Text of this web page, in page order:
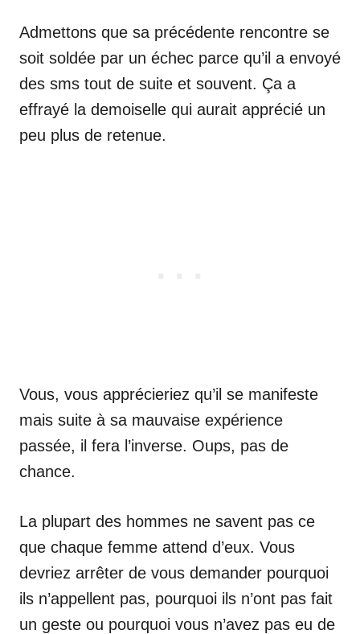
Admettons que sa précédente rencontre se
soit soldée par un échec parce qu’il a envoyé
des sms tout de suite et souvent. Ça a
effrayé la demoiselle qui aurait apprécié un
peu plus de retenue.
Vous, vous apprécieriez qu’il se manifeste
mais suite à sa mauvaise expérience
passée, il fera l’inverse. Oups, pas de
chance.
La plupart des hommes ne savent pas ce
que chaque femme attend d’eux. Vous
devriez arrêter de vous demander pourquoi
ils n’appellent pas, pourquoi ils n’ont pas fait
un geste ou pourquoi vous n’avez pas eu de